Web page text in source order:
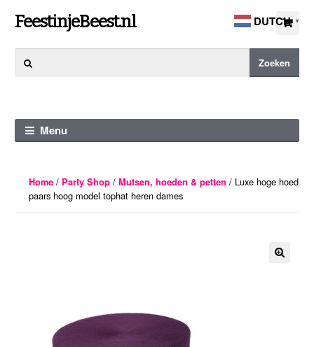
Ga
naar
navigatie
Ga
naar
de
FeestinjeBeest.nl
naar:
Zoeken
Menu
Home/ Party Shop/ Mutsen, hoeden & petten / Luxe hoge hoed
paars hoog model tophat heren dames
DUTCH ▼